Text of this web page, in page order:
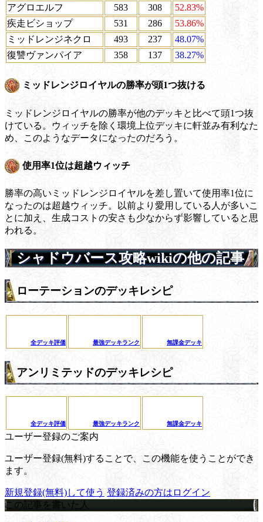
アグロエルフ
583 308
52.83%
疾走ビショップ
531 286
53.86%
ミッドレンジネクロ
493 237
48.07%
復讐ヴァンパイア
358 137 38.27%
ミッドレンジロイヤルの勝率が頭1つ抜ける
ミッドレンジロイヤルの勝率が他のデッキと比べて頭1つ抜
けている。ウィッチを除く環境上位デッキに軒並み有利なた
め、このようなデータになったのだろう。
使用率1位は超越ウィッチ
勝率の高いミッドレンジロイヤルを差し置いて使用率1位に
なったのは超越ウィッチ。以前より愛用している人が多いこ
とに加え、生成コストの安さも少なからず影響していると思
われる。
シャドウバース攻略wikiの他の記事
ローテーションのデッキレシピ
全デッキ評価 最強デッキランク 無課金デッキ
アンリミテッドのデッキレシピ
全デッキ評価 最強デッキランク 無課金デッキ
ユーザー登録のご案内
ユーザー登録(無料)することで、この機能を使うことができ
ます。
新規登録(無料)して使う 登録済みの方はログイン
この記事を書いた人